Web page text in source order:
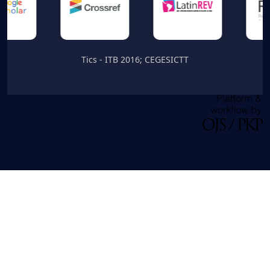
Tics - ITB 2016; CEGESICTT